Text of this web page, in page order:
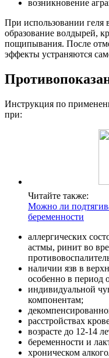
возникновение
При использовании
образование волдырей,
пощипывания. После
эффекты устраняются
Инструкция по
при:
Читайте также:
Можно ли
беременности
аллергических
астмы, ринит во
наличии язв в
особенно в период
индивидуальной
компонентам;
расстройствах
возрасте до 12-14
беременности и
хроническом